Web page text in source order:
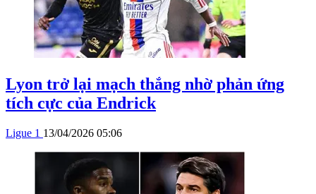
Lyon trở lại mạch thắng nhờ phản ứng
tích cực của Endrick
Ligue 1 13/04/2026 05:06